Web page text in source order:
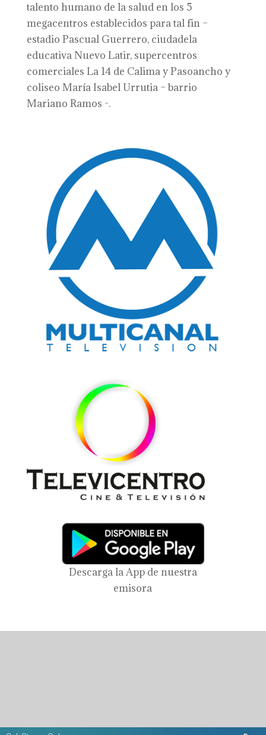
talento humano de la salud en los 5
megacentros establecidos para tal fin –
estadio Pascual Guerrero, ciudadela
educativa Nuevo Latir, supercentros
comerciales La 14 de Calima y Pasoancho y
coliseo María Isabel Urrutia – barrio
Mariano Ramos -.
Descarga la App de nuestra
emisora